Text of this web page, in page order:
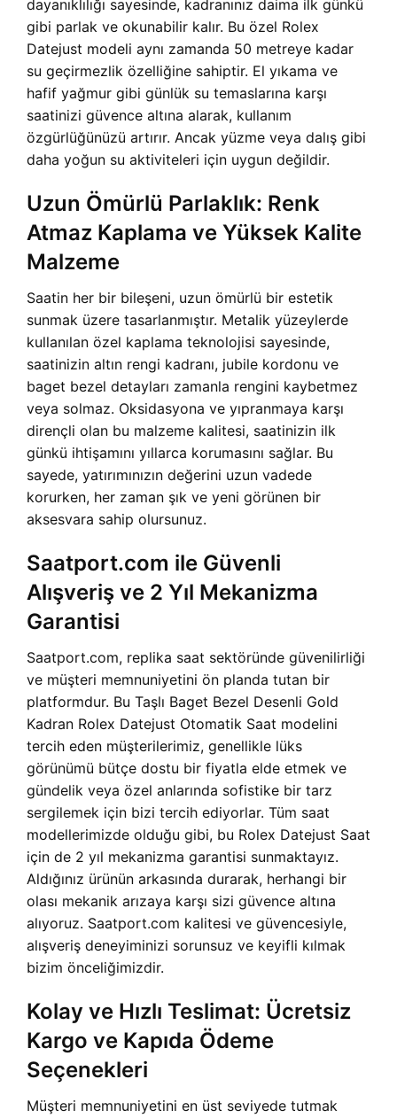
dayanıklılığı sayesinde, kadranınız daima ilk günkü
gibi parlak ve okunabilir kalır. Bu özel Rolex
Datejust modeli aynı zamanda 50 metreye kadar
su geçirmezlik özelliğine sahiptir. El yıkama ve
hafif yağmur gibi günlük su temaslarına karşı
saatinizi güvence altına alarak, kullanım
özgürlüğünüzü artırır. Ancak yüzme veya dalış gibi
daha yoğun su aktiviteleri için uygun değildir.
Uzun Ömürlü Parlaklık: Renk
Atmaz Kaplama ve Yüksek Kalite
Malzeme
Saatin her bir bileşeni, uzun ömürlü bir estetik
sunmak üzere tasarlanmıştır. Metalik yüzeylerde
kullanılan özel kaplama teknolojisi sayesinde,
saatinizin altın rengi kadranı, jubile kordonu ve
baget bezel detayları zamanla rengini kaybetmez
veya solmaz. Oksidasyona ve yıpranmaya karşı
dirençli olan bu malzeme kalitesi, saatinizin ilk
günkü ihtişamını yıllarca korumasını sağlar. Bu
sayede, yatırımınızın değerini uzun vadede
korurken, her zaman şık ve yeni görünen bir
aksesvara sahip olursunuz.
Saatport.com ile Güvenli
Alışveriş ve 2 Yıl Mekanizma
Garantisi
Saatport.com, replika saat sektöründe güvenilirliği
ve müşteri memnuniyetini ön planda tutan bir
platformdur. Bu Taşlı Baget Bezel Desenli Gold
Kadran Rolex Datejust Otomatik Saat modelini
tercih eden müşterilerimiz, genellikle lüks
görünümü bütçe dostu bir fiyatla elde etmek ve
gündelik veya özel anlarında sofistike bir tarz
sergilemek için bizi tercih ediyorlar. Tüm saat
modellerimizde olduğu gibi, bu Rolex Datejust Saat
için de 2 yıl mekanizma garantisi sunmaktayız.
Aldığınız ürünün arkasında durarak, herhangi bir
olası mekanik arızaya karşı sizi güvence altına
alıyoruz. Saatport.com kalitesi ve güvencesiyle,
alışveriş deneyiminizi sorunsuz ve keyifli kılmak
bizim önceliğimizdir.
Kolay ve Hızlı Teslimat: Ücretsiz
Kargo ve Kapıda Ödeme
Seçenekleri
Müşteri memnuniyetini en üst seviyede tutmak